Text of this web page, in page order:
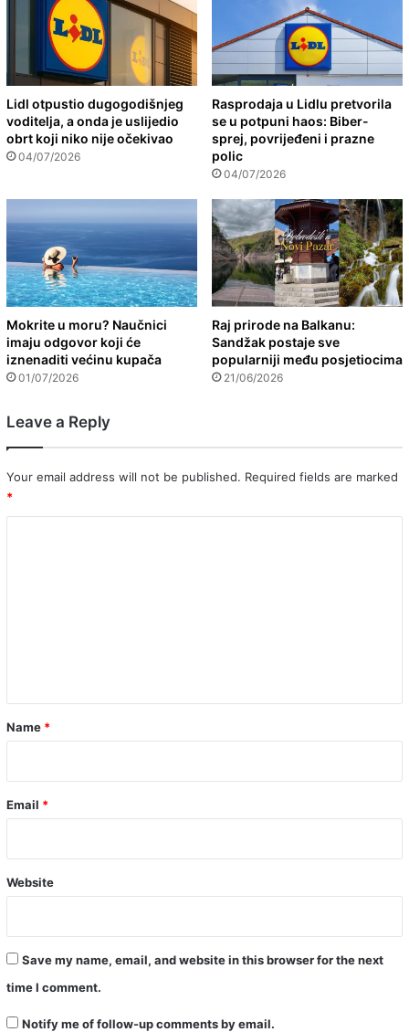
Lidl otpustio dugogodišnjeg
voditelja, a onda je uslijedio
obrt koji niko nije očekivao
04/07/2026
Rasprodaja u Lidlu pretvorila
se u potpuni haos: Biber-
sprej, povrijeđeni i prazne
polic
04/07/2026
Mokrite u moru? Naučnici
imaju odgovor koji će
iznenaditi većinu kupača
01/07/2026
Raj prirode na Balkanu:
Sandžak postaje sve
popularniji među posjetiocima
21/06/2026
Leave a Reply
Your email address will not be published. Required fields are marked
*
*
Name *
Email *
Website
Save my name, email, and website in this browser for the next
time I comment.
Notify me of follow-up comments by email.